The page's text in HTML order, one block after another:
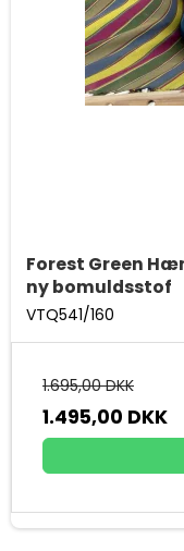
Forest Green
ny bomuldsstof
VTQ541/160
1.695,00 DKK
1.495,00 DKK